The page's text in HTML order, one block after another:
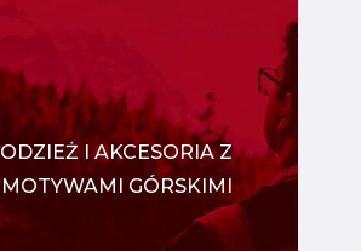
ODZIEŻ I AKCESORIA Z
MOTYWAMI GÓRSKIMI